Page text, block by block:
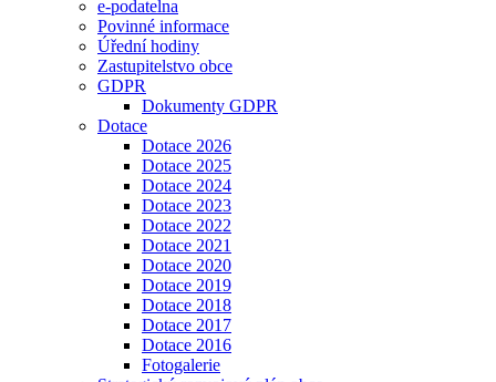
e-podatelna
Povinné informace
Úřední hodiny
Zastupitelstvo obce
GDPR
Dokumenty GDPR
Dotace
Dotace 2026
Dotace 2025
Dotace 2024
Dotace 2023
Dotace 2022
Dotace 2021
Dotace 2020
Dotace 2019
Dotace 2018
Dotace 2017
Dotace 2016
Fotogalerie